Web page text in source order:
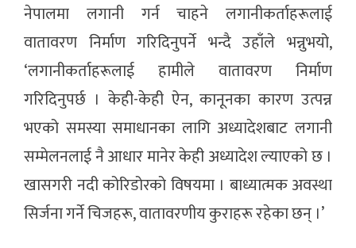
नेपालमा लगानी गर्न चाहने लगानीकर्ताहरूलाई
वातावरण निर्माण गरिदिनुपर्ने भन्दै उहाँले भन्नुभयो,
‘लगानीकर्ताहरूलाई हामीले वातावरण निर्माण
गरिदिनुपर्छ । केही-केही ऐन, कानूनका कारण उत्पन्न
भएको समस्या समाधानका लागि अध्यादेशबाट लगानी
सम्मेलनलाई नै आधार मानेर केही अध्यादेश ल्याएको छ ।
खासगरी नदी कोरिडोरको विषयमा । बाध्यात्मक अवस्था
सिर्जना गर्ने चिजहरू, वातावरणीय कुराहरू रहेका छन् ।’